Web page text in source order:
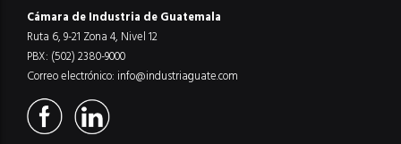
Cámara de Industria de Guatemala
Ruta 6, 9-21 Zona 4, Nivel 12
PBX: (502) 2380-9000
Correo electrónico: info@industriaguate.com